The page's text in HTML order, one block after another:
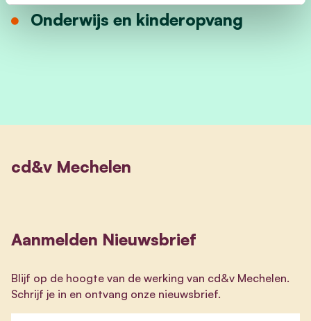
Onderwijs en kinderopvang
cd&v Mechelen
Aanmelden Nieuwsbrief
Blijf op de hoogte van de werking van cd&v Mechelen.
Schrijf je in en ontvang onze nieuwsbrief.